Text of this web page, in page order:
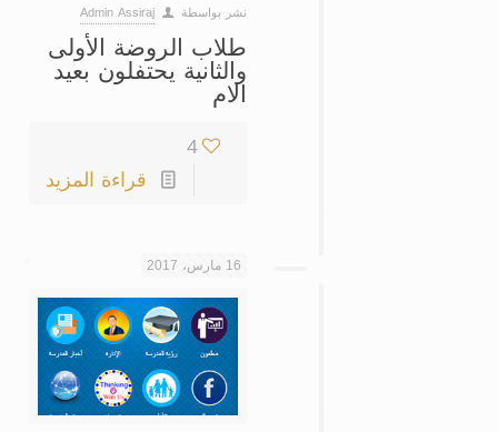
نشر بواسطة Admin Assiraj
طلاب الروضة الأولى
والثانية يحتفلون بعيد
الام
4
قراءة المزيد
16 مارس، 2017